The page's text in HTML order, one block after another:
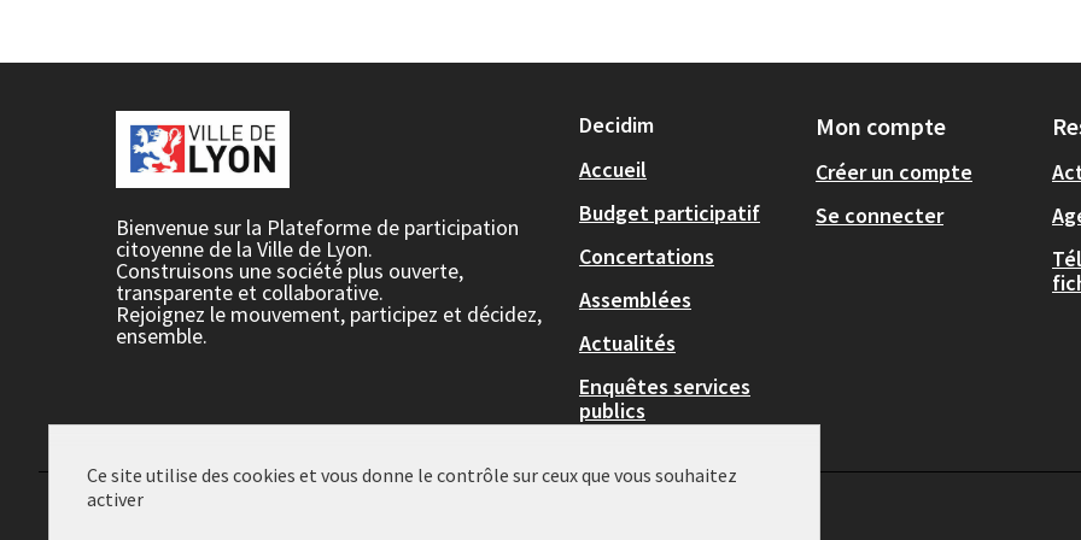
Bienvenue sur la Plateforme de participation
citoyenne de la Ville de Lyon.
Construisons une société plus ouverte,
transparente et collaborative.
Rejoignez le mouvement, participez et décidez,
ensemble.
Decidim
Accueil
Budget participatif
Concertations
Assemblées
Actualités
Enquêtes services
publics
Mon compte
Créer un compte
Se connecter
Ce site utilise des cookies et vous donne le contrôle sur ceux que vous souhaitez
activer